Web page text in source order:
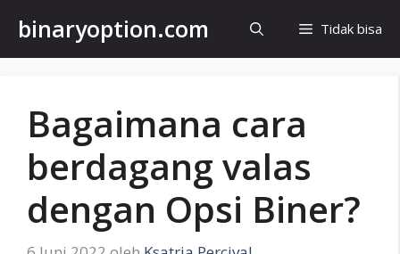
isi
binaryoption.com Tidak bisa
Bagaimana cara
berdagang valas
dengan Opsi Biner?